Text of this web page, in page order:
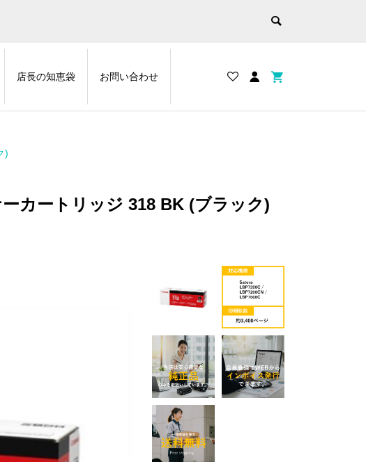
店長の知恵袋 お問い合わせ
)
カートリッジ 318 BK (ブラック)